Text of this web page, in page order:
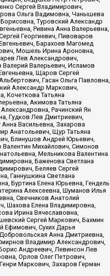
Сергей Владимирович,
Ольга Вадимовна, Чанышева
Туровский Александр
Ривина Анна Валерьевна,
Георгиевич, Пивоваров
Барахоев Магомед
Мошель Ирина Ароновна,
Лев Александрович,
Валерий Валерьевич, Исламов
Щаров Сергей
Гасан Ольга Павловна,
Александр Маркович,
Кочеткова Татьяна
Акимова Татьяна
Рачинский Ян
Гудков Лев Дмитриевич,
Васильевна, Захарова
Анатольевич, Щур Татьяна
Блинушов Андрей Юрьевич,
Валентин Михайлович, Симонов
Мельникова Валентина
Баженова Светлана
Беляев Сергей
Ганнушкина Светлана
Буртина Елена Юрьевна, Гендель
Алексеевна, Шуманов Илья
Свечников Анатолий
Шахова Елена Владимировна,
Ирина Вячеславовна,
Сергей Маркович, Бахмин
Ефимович, Сухих Дарья
Анна Дмитриевна,
Владимир Александрович,
Андреевич, Левинсон Лев
Орлов Олег Петрович,
Маркович, Захаров Герман